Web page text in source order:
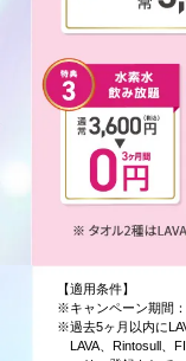
【適用条件】
※キャンペーン期間
※過去5ヶ月以内に
LAVA、Rintosull、